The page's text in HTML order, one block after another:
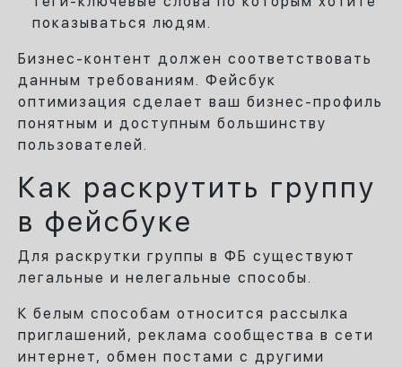
показываться людям.
Бизнес-контент должен соответствовать
данным требованиям. Фейсбук
оптимизация сделает ваш бизнес-профиль
понятным и доступным большинству
пользователей.
Как раскрутить группу
в фейсбуке
Для раскрутки группы в ФБ существуют
легальные и нелегальные способы.
К белым способам относится рассылка
приглашений, реклама сообщества в сети
интернет, обмен постами с другими